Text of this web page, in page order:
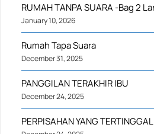
RUMAH TANPA SUARA -Bag 2
January 10, 2026
Rumah Tapa Suara
December 31, 2025
PANGGILAN TERAKHIR IBU
December 24, 2025
PERPISAHAN YANG